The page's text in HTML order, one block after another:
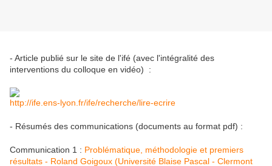
- Article publié sur le site de l'ifé (avec l'intégralité des
interventions du colloque en vidéo) :
http://ife.ens-lyon.fr/ife/recherche/lire-ecrire
- Résumés des communications (documents au format pdf) :
Communication 1 : Problématique, méthodologie et premiers
résultats - Roland Goigoux (Université Blaise Pascal - Clermont